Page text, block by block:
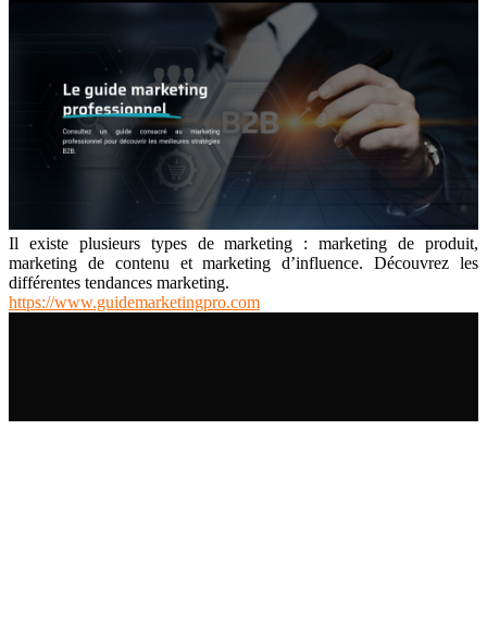
Il existe plusieurs types de marketing : marketing de produit,
marketing de contenu et marketing d’influence. Découvrez les
différentes tendances marketing.
https://www.guidemarketingpro.com